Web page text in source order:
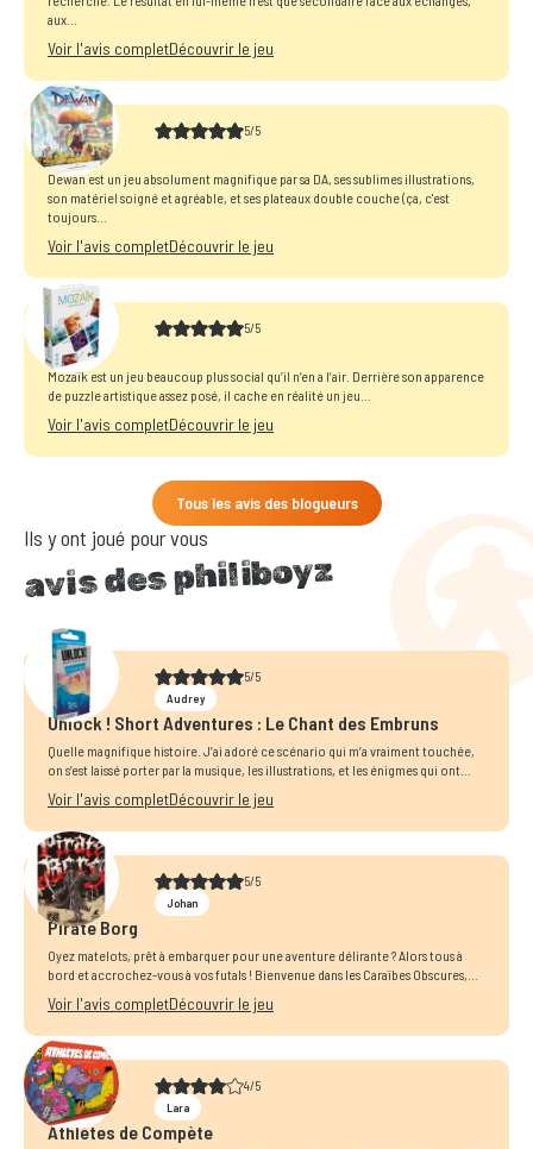
aux...
Voir l'avis completDécouvrir le jeu
5/5
Dewan
Dewan est un jeu absolument magnifique par sa DA, ses sublimes illustrations,
son matériel soigné et agréable, et ses plateaux double couche (ça, c'est
toujours...
Voir l'avis completDécouvrir le jeu
5/5
Mozaik
Mozaïk est un jeu beaucoup plus social qu’il n’en a l’air. Derrière son apparence
de puzzle artistique assez posé, il cache en réalité un jeu...
Voir l'avis completDécouvrir le jeu
Tous les avis des blogueurs
Ils y ont joué pour vous
avis des philiboyz
5/5
Audrey
Unlock ! Short Adventures : Le Chant des Embruns
Quelle magnifique histoire. J’ai adoré ce scénario qui m’a vraiment touchée,
on s’est laissé porter par la musique, les illustrations, et les énigmes qui ont...
Voir l'avis completDécouvrir le jeu
5/5
Johan
Pirate Borg
Oyez matelots, prêt à embarquer pour une aventure délirante ? Alors tous à
bord et accrochez-vous à vos futals ! Bienvenue dans les Caraïbes Obscures,...
Voir l'avis completDécouvrir le jeu
4/5
Lara
Athlètes de Compète